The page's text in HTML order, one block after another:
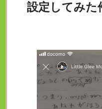
設定してみた